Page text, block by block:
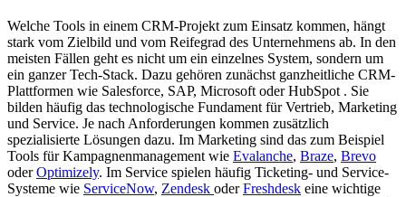
Welche Tools in einem CRM-Projekt zum Einsatz kommen, hängt
stark vom Zielbild und vom Reifegrad des Unternehmens ab. In den
meisten Fällen geht es nicht um ein einzelnes System, sondern um
ein ganzer Tech-Stack. Dazu gehören zunächst ganzheitliche CRM-
Plattformen wie Salesforce, SAP, Microsoft oder HubSpot . Sie
bilden häufig das technologische Fundament für Vertrieb, Marketing
und Service. Je nach Anforderungen kommen zusätzlich
spezialisierte Lösungen dazu. Im Marketing sind das zum Beispiel
Tools für Kampagnenmanagement wie Evalanche, Braze, Brevo
oderOptimizely. Im Service spielen häufig Ticketing- und Service-
Systeme wie ServiceNow, Zendesk oderFreshdesk eine wichtige